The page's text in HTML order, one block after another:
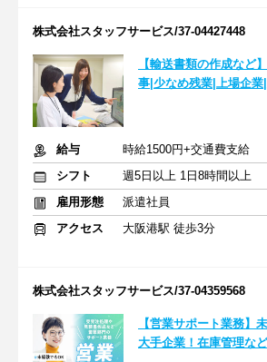
株式会社スタッフサービス/37-04427448
【輸送書類の作成など
事|少なめ残業|上場企業
給与
時給1500円+交通費支給
シフト
週5日以上 1日8時間以上
雇用形態
派遣社員
アクセス
大阪港駅 徒歩3分
株式会社スタッフサービス/37-04359568
【営業サポート業務】
大手企業！在庫管理な